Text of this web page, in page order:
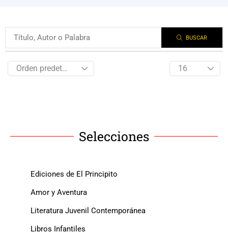
BUSCAR
Selecciones
Ediciones de El Principito
Amor y Aventura
Literatura Juvenil Contemporánea
Libros Infantiles